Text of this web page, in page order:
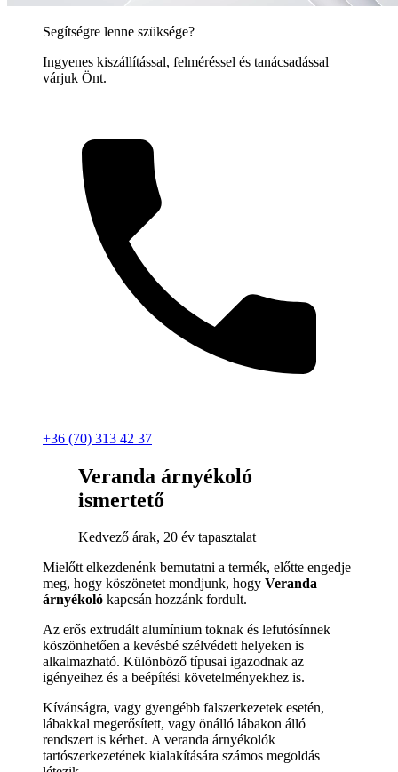
Segítségre lenne szüksége?
Ingyenes kiszállítással, felméréssel és tanácsadással
várjuk Önt.
+36 (70) 313 42 37
Veranda árnyékoló
ismertető
Kedvező árak, 20 év tapasztalat
Mielőtt elkezdenénk bemutatni a termék, előtte engedje
meg, hogy köszönetet mondjunk, hogy Veranda
árnyékoló kapcsán hozzánk fordult.
Az erős extrudált alumínium toknak és lefutósínnek
köszönhetően a kevésbé szélvédett helyeken is
alkalmazható. Különböző típusai igazodnak az
igényeihez és a beépítési követelményekhez is.
Kívánságra, vagy gyengébb falszerkezetek esetén,
lábakkal megerősített, vagy önálló lábakon álló
rendszert is kérhet. A veranda árnyékolók
tartószerkezetének kialakítására számos megoldás